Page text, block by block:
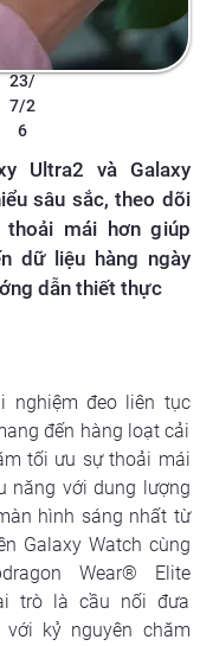
23/
7/2
6
Ultra2 và Galaxy
sâu sắc, theo dõi
thoải mái hơn giúp
dữ liệu hàng ngày
dẫn thiết thực
nghiệm đeo liên tục
đến hàng loạt cải
tối ưu sự thoải mái
năng với dung lượng
hình sáng nhất từ
Galaxy Watch cùng
Wear® Elite
trò là cầu nối đưa
với kỷ nguyên chăm